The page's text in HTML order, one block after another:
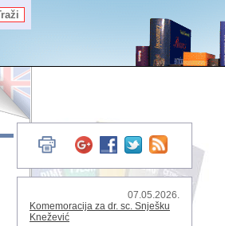
07.05.2026.
Komemoracija za dr. sc. Snješku
Knežević